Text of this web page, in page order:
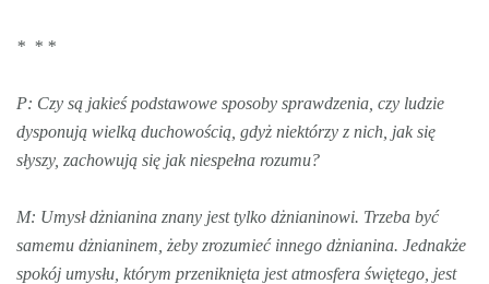
* * *
P: Czy są jakieś podstawowe sposoby sprawdzenia, czy ludzie
dysponują wielką duchowością, gdyż niektórzy z nich, jak się
słyszy, zachowują się jak niespełna rozumu?
M: Umysł dżnianina znany jest tylko dżnianinowi. Trzeba być
samemu dżnianinem, żeby zrozumieć innego dżnianina. Jednakże
spokój umysłu, którym przeniknięta jest atmosfera świętego, jest